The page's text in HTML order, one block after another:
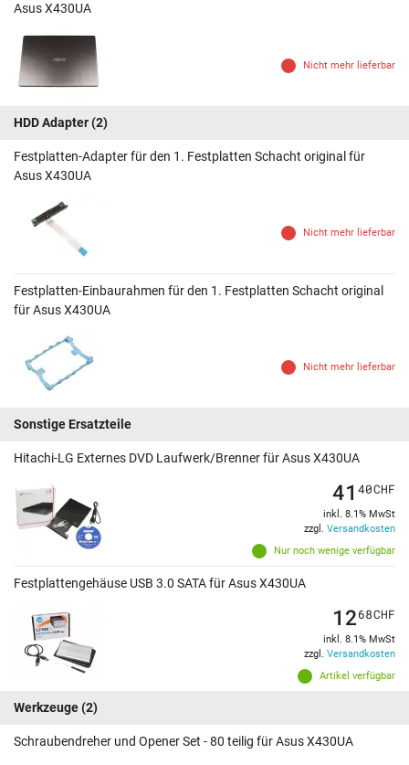
Asus X430UA
Nicht mehr lieferbar
HDD Adapter(2)
Festplatten-Adapter für den 1. Festplatten Schacht original für
Asus X430UA
Nicht mehr lieferbar
Festplatten-Einbaurahmen für den 1. Festplatten Schacht original
für Asus X430UA
Nicht mehr lieferbar
Sonstige Ersatzteile
Hitachi-LG Externes DVD Laufwerk/Brenner für Asus X430UA
Nur noch wenige verfügbar
41 40CHF
inkl. 8.1% MwSt
zzgl. Versandkosten
Festplattengehäuse USB 3.0 SATA für Asus X430UA
Artikel verfügbar
1268CHF
inkl. 8.1% MwSt
zzgl. Versandkosten
Werkzeuge(2)
Schraubendreher und Opener Set - 80 teilig für Asus X430UA